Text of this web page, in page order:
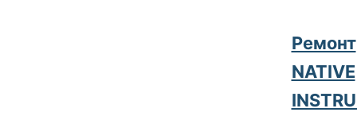
Ремонт
NATIVE